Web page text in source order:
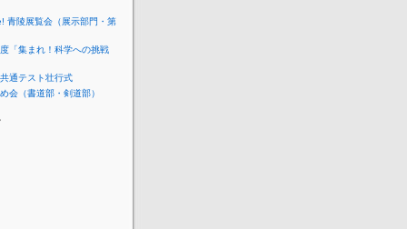
青陵展覧会（展示部門・第
「集まれ！科学への挑戦
通テスト壮行式
会（書道部・剣道部）